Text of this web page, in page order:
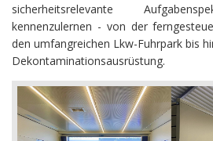
sicherheitsrelevante
kennenzulernen - von der
den umfangreichen Lkw-Fuhrpark bis
Dekontaminationsausrüstung.